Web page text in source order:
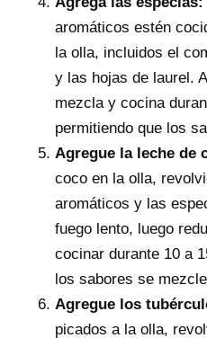
aromáticos estén
la olla, incluidos el
y las hojas de laurel.
mezcla y cocina
permitiendo que los
Agregue la leche de
coco en la olla,
aromáticos y las
fuego lento, luego
cocinar durante 10 a
los sabores se
Agregue los
picados a la olla,